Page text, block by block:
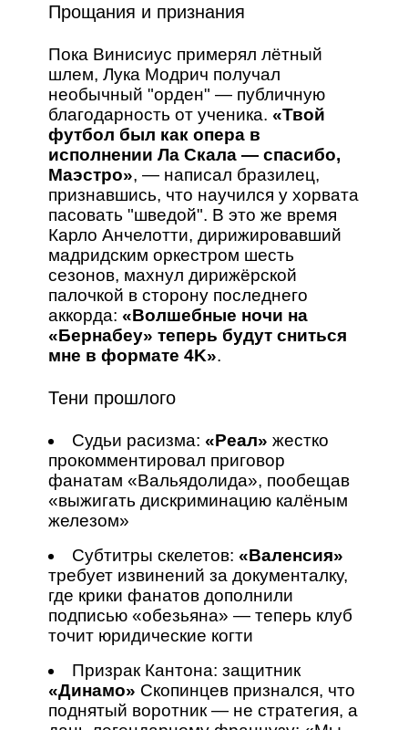
Прощания и признания
Пока Винисиус примерял лётный
шлем, Лука Модрич получал
необычный "орден" — публичную
благодарность от ученика. «Твой
футбол был как опера в
исполнении Ла Скала — спасибо,
Маэстро», — написал бразилец,
признавшись, что научился у хорвата
пасовать "шведой". В это же время
Карло Анчелотти, дирижировавший
мадридским оркестром шесть
сезонов, махнул дирижёрской
палочкой в сторону последнего
аккорда: «Волшебные ночи на
«Бернабеу» теперь будут сниться
мне в формате 4K».
Тени прошлого
Судьи расизма: «Реал» жестко
прокомментировал приговор
фанатам «Вальядолида», пообещав
«выжигать дискриминацию калёным
железом»
Субтитры скелетов: «Валенсия»
требует извинений за документалку,
где крики фанатов дополнили
подписью «обезьяна» — теперь клуб
точит юридические когти
Призрак Кантона: защитник
«Динамо» Скопинцев признался, что
поднятый воротник — не стратегия, а